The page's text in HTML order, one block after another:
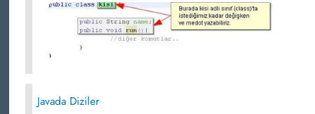
Javada Diziler